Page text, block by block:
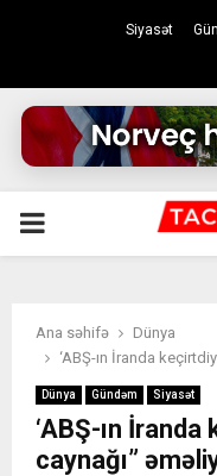
Siyasət
PRIMARY
Ana səhifə
Dünya
‘ABŞ-ın İranda
Dünya Gündəm Siyasət
‘ABŞ-ın İranda
caynağı”